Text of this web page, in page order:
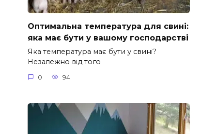
Оптимальна температура для свині:
яка має бути у вашому господарстві
Яка температура має бути у свині?
Незалежно від того
0 94